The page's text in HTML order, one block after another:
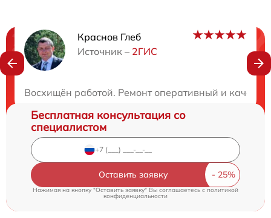
Краснов Глеб
Источник – 2ГИС
Восхищён работой. Ремонт оперативный и
Нужна консультация?
Бесплатная консультация со
специалистом
Оставить заявку
Нажимая на кнопку "Оставить заявку" Вы соглашаетесь cполитикой
конфиденциальности